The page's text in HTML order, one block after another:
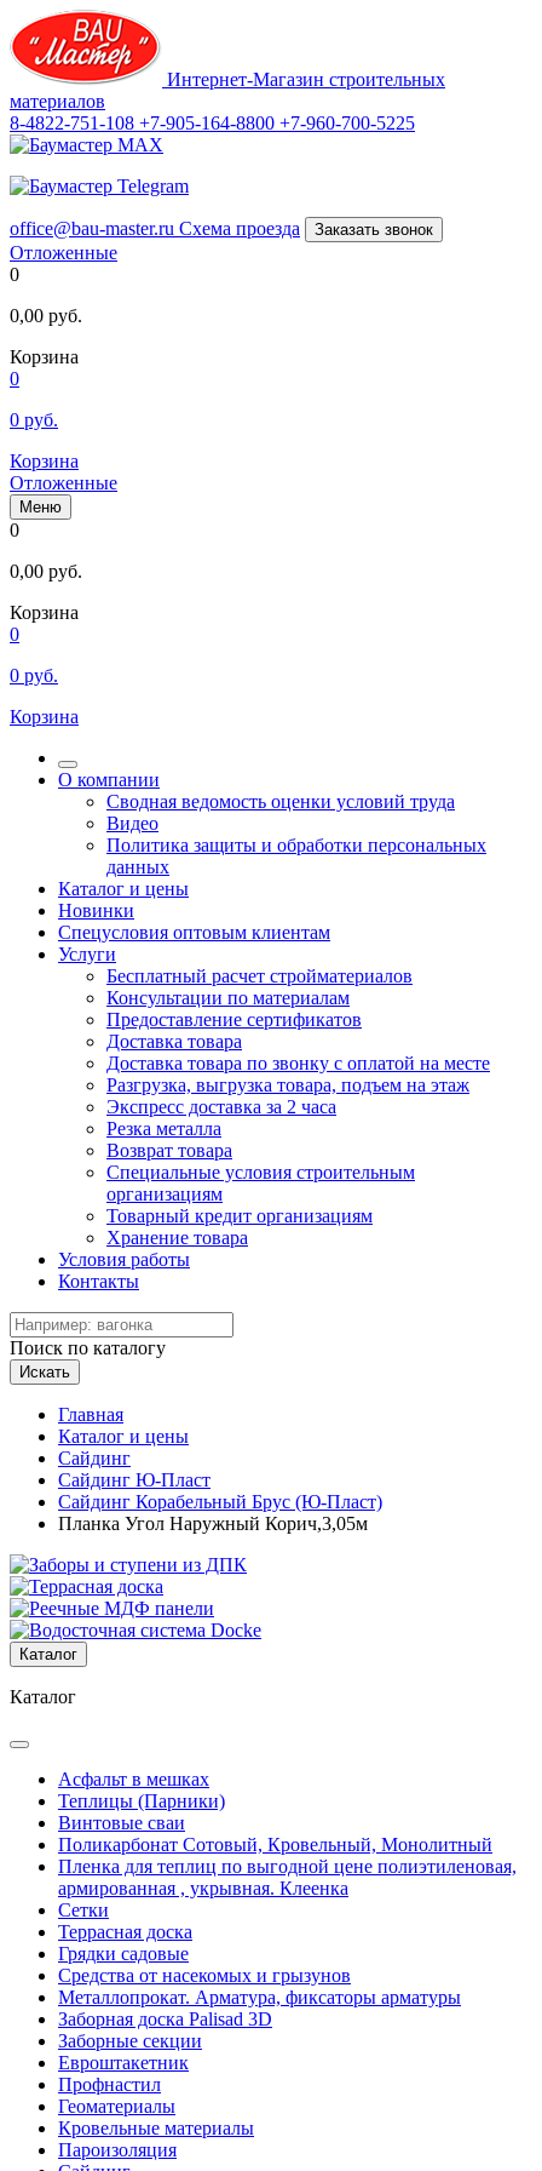
Интернет-Магазин строительных
материалов
8-4822-751-108 +7-905-164-8800 +7-960-700-5225
office@bau-master.ru Схема проезда Заказать звонок
Отложенные
0
0,00 руб.
Корзина
0
0 руб.
Корзина
Отложенные
Меню
0
0,00 руб.
Корзина
0
0 руб.
Корзина
О компании
Сводная ведомость оценки условий труда
Видео
Политика защиты и обработки персональных
данных
Каталог и цены
Новинки
Спецусловия оптовым клиентам
Услуги
Бесплатный расчет стройматериалов
Консультации по материалам
Предоставление сертификатов
Доставка товара
Доставка товара по звонку с оплатой на месте
Разгрузка, выгрузка товара, подъем на этаж
Экспресс доставка за 2 часа
Резка металла
Возврат товара
Специальные условия строительным
организациям
Товарный кредит организациям
Хранение товара
Условия работы
Контакты
Поиск по каталогу
Искать
Главная
Каталог и цены
Сайдинг
Сайдинг Ю-Пласт
Сайдинг Корабельный Брус (Ю-Пласт)
Планка Угол Наружный Корич,3,05м
Каталог
Каталог
Асфальт в мешках
Теплицы (Парники)
Винтовые сваи
Поликарбонат Сотовый, Кровельный, Монолитный
Пленка для теплиц по выгодной цене полиэтиленовая,
армированная , укрывная. Клеенка
Сетки
Террасная доска
Грядки садовые
Средства от насекомых и грызунов
Металлопрокат. Арматура, фиксаторы арматуры
Заборная доска Palisad 3D
Заборные секции
Евроштакетник
Профнастил
Геоматериалы
Кровельные материалы
Пароизоляция